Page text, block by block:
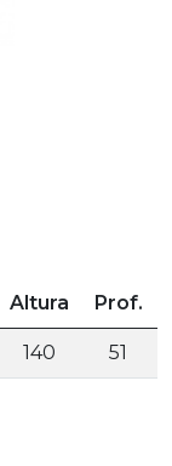
Altura Prof.
140 51